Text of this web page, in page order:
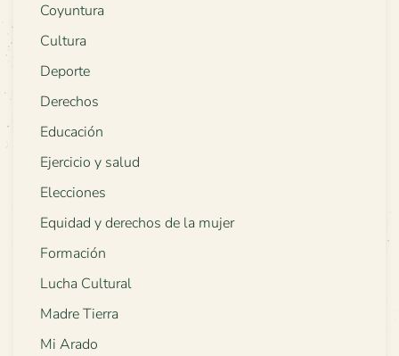
Coyuntura
Cultura
Deporte
Derechos
Educación
Ejercicio y salud
Elecciones
Equidad y derechos de la mujer
Formación
Lucha Cultural
Madre Tierra
Mi Arado